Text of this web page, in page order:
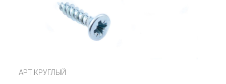
АРТ.КРУГЛЫЙ